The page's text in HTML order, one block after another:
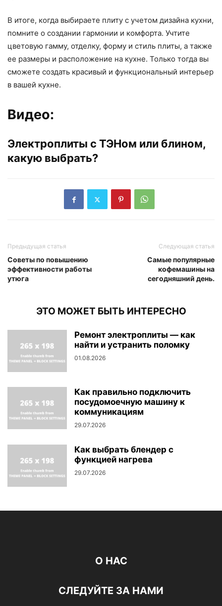
В итоге, когда выбираете плиту с учетом дизайна кухни,
помните о создании гармонии и комфорта. Учтите
цветовую гамму, отделку, форму и стиль плиты, а также
ее размеры и расположение на кухне. Только тогда вы
сможете создать красивый и функциональный интерьер
в вашей кухне.
Видео:
Электроплиты с ТЭНом или блином,
какую выбрать?
Предыдущая статья
Советы по повышению
эффективности работы
утюга
Следующая статья
Самые популярные
кофемашины на
сегодняшний день.
ЭТО МОЖЕТ БЫТЬ ИНТЕРЕСНО
Ремонт электроплиты — как
найти и устранить поломку
01.08.2026
Как правильно подключить
посудомоечную машину к
коммуникациям
29.07.2026
Как выбрать блендер с
функцией нагрева
29.07.2026
О НАС
СЛЕДУЙТЕ ЗА НАМИ